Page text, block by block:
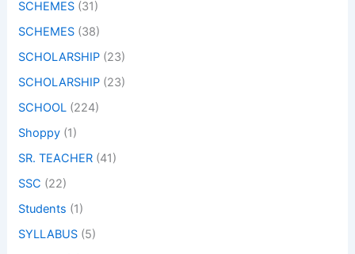
SCHEMES (31)
SCHEMES (38)
SCHOLARSHIP (23)
SCHOLARSHIP (23)
SCHOOL (224)
Shoppy (1)
SR. TEACHER (41)
SSC (22)
Students (1)
SYLLABUS (5)